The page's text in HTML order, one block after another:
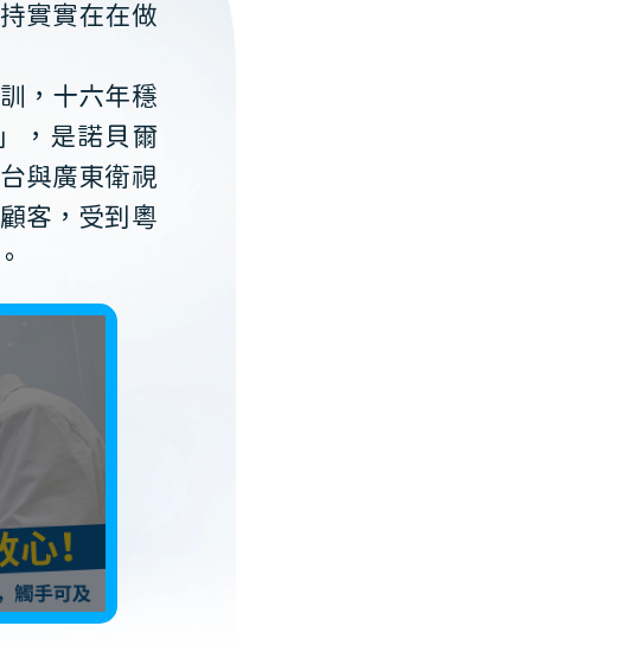
實實在在做
，十六年穩
，是諾貝爾
與廣東衛視
客，受到粵